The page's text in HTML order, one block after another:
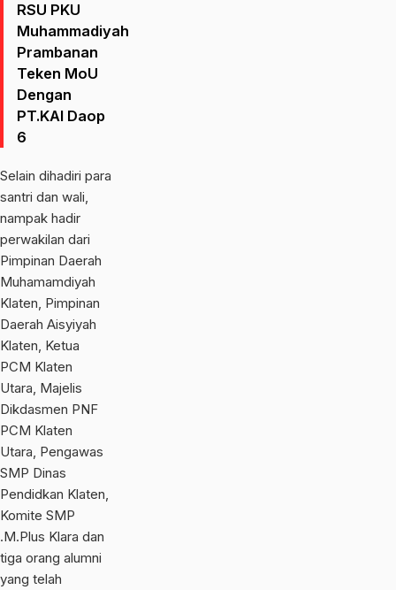
RSU PKU
Muhammadiyah
Prambanan
Teken MoU
Dengan
PT.KAI Daop
6
Selain dihadiri para
santri dan wali,
nampak hadir
perwakilan dari
Pimpinan Daerah
Muhamamdiyah
Klaten, Pimpinan
Daerah Aisyiyah
Klaten, Ketua
PCM Klaten
Utara, Majelis
Dikdasmen PNF
PCM Klaten
Utara, Pengawas
SMP Dinas
Pendidkan Klaten,
Komite SMP
.M.Plus Klara dan
tiga orang alumni
yang telah